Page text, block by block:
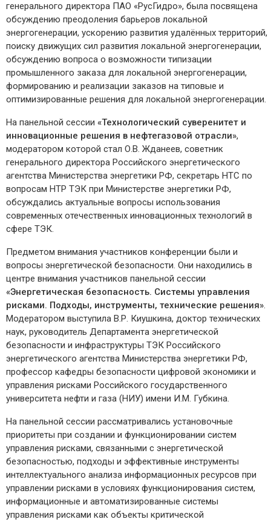
генерального директора ПАО «РусГидро», была посвящена
обсуждению преодоления барьеров локальной
энергогенерации, ускорению развития удалённых территорий,
поиску движущих сил развития локальной энергогенерации,
обсуждению вопроса о возможности типизации
промышленного заказа для локальной энергогенерации,
формированию и реализации заказов на типовые и
оптимизированные решения для локальной энергогенерации.
На панельной сессии «Технологический суверенитет и
инновационные решения в нефтегазовой отрасли»,
модератором которой стал О.В. Жданеев, советник
генерального директора Российского энергетического
агентства Министерства энергетики РФ, секретарь НТС по
вопросам НТР ТЭК при Министерстве энергетики РФ,
обсуждались актуальные вопросы использования
современных отечественных инновационных технологий в
сфере ТЭК.
Предметом внимания участников конференции были и
вопросы энергетической безопасности. Они находились в
центре внимания участников панельной сессии
«Энергетическая безопасность. Системы управления
рисками. Подходы, инструменты, технические решения».
Модератором выступила В.Р. Киушкина, доктор технических
наук, руководитель Департамента энергетической
безопасности и инфраструктуры ТЭК Российского
энергетического агентства Министерства энергетики РФ,
профессор кафедры безопасности цифровой экономики и
управления рисками Российского государственного
университета нефти и газа (НИУ) имени И.М. Губкина.
На панельной сессии рассматривались установочные
приоритеты при создании и функционировании систем
управления рисками, связанными с энергетической
безопасностью, подходы и эффективные инструменты
интеллектуального анализа информационных ресурсов при
управлении рисками в условиях функционирования систем,
информационные и автоматизированные системы
управления рисками как объекты критической